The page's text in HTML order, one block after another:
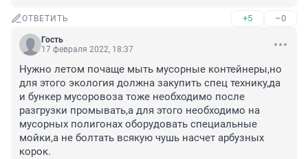
ОТВЕТИТЬ +5 –0
Гость
17 февраля 2022, 18:37
Нужно летом почаще мыть мусорные контейнеры,но
для этого экология должна закупить спец технику,да
и бункер мусоровоза тоже необходимо после
разгрузки промывать,а для этого необходимо на
мусорных полигонах оборудовать специальные
мойки,а не болтать всякую чушь насчет арбузных
корок.